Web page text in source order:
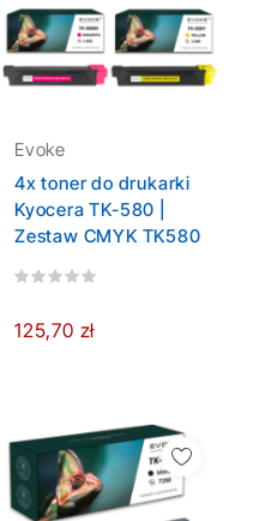
Evoke
4x toner do drukarki
Kyocera TK-580 |
Zestaw CMYK TK580
125,70 zł